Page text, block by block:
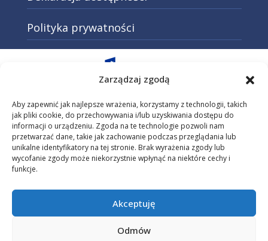
Zarządzaj zgodą
Aby zapewnić jak najlepsze wrażenia, korzystamy z technologii, takich
jak pliki cookie, do przechowywania i/lub uzyskiwania dostępu do
informacji o urządzeniu. Zgoda na te technologie pozwoli nam
przetwarzać dane, takie jak zachowanie podczas przeglądania lub
unikalne identyfikatory na tej stronie. Brak wyrażenia zgody lub
wycofanie zgody może niekorzystnie wpłynąć na niektóre cechy i
funkcje.
Akceptuję
Odmów
Polityka prywatności
Otwarcie w nowej karcie:
Otwarcie w nowej karcie: Przejdź
Strona projektu dofinansowana przez Unię Europejską z programu
Projekt „Małopolski pociąg do kariery – sezon 1” realizowany jest